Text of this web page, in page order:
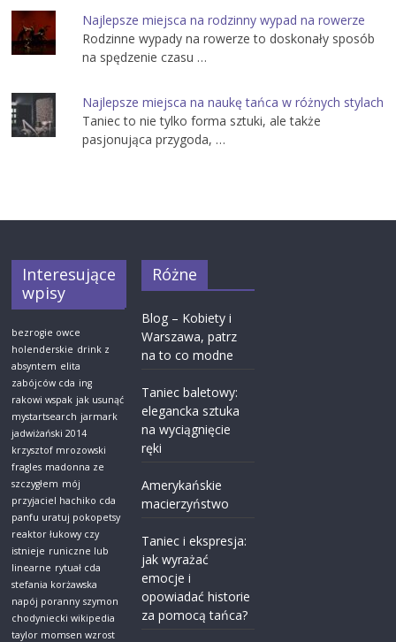
Najlepsze miejsca na rodzinny wypad na rowerze
Rodzinne wypady na rowerze to doskonały sposób
na spędzenie czasu …
Najlepsze miejsca na naukę tańca w różnych stylach
Taniec to nie tylko forma sztuki, ale także
pasjonująca przygoda, …
Interesujące
wpisy
bezrogie owce
holenderskie drink z
absyntem elita
zabójców cda ing
rakowi wspak jak usunąć
mystartsearch jarmark
jadwiżański 2014
krzysztof mrozowski
fragles madonna ze
szczygłem mój
przyjaciel hachiko cda
panfu uratuj pokopetsy
reaktor łukowy czy
istnieje runiczne lub
linearne rytuał cda
stefania korżawska
napój poranny szymon
chodyniecki wikipedia
taylor momsen wzrost
Różne
Blog – Kobiety i
Warszawa, patrz
na to co modne
Taniec baletowy:
elegancka sztuka
na wyciągnięcie
ręki
Amerykańskie
macierzyństwo
Taniec i ekspresja:
jak wyrażać
emocje i
opowiadać historie
za pomocą tańca?